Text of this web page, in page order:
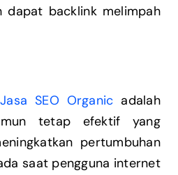
dapat backlink melimpah
Jasa SEO Organic adalah
tetap efektif yang
pertumbuhan
saat pengguna internet